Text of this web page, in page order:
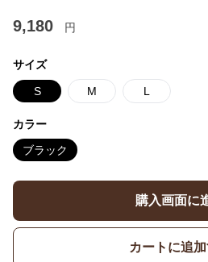
9,180 円
サイズ
S M L
カラー
ブラック
購入画面に
カートに追